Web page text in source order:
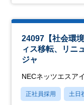
24097【社会環
ィス移転、リニ
ジャ
NECネッツエスア
正社員採用 土日